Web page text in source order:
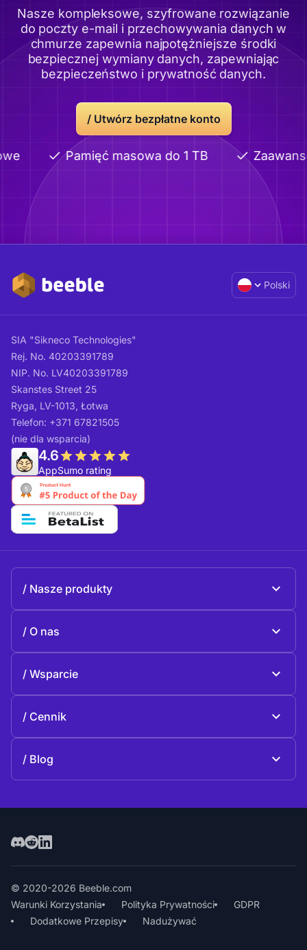
Nasze kompleksowe, szyfrowane rozwiązanie
do poczty e-mail i przechowywania danych w
chmurze zapewnia najpotężniejsze środki
bezpiecznej wymiany danych, zapewniając
bezpieczeństwo i prywatność danych.
/ Utwórz bezpłatne konto
Pamięć masowa do 1 TB
Polski
SIA "Sikneco Technologies"
Rej. No. 40203391789
NIP. No. LV40203391789
Skanstes Street 25
Ryga, LV-1013, Łotwa
Telefon: +371 67821505
(nie dla wsparcia)
4.6
AppSumo rating
Nasze produkty
O nas
Historia
Wsparcie
kontakt
Cennik
Blog
© 2020-2026 Beeble.com
Warunki Korzystania
Polityka Prywatności
GDPR
Dodatkowe Przepisy
Nadużywać